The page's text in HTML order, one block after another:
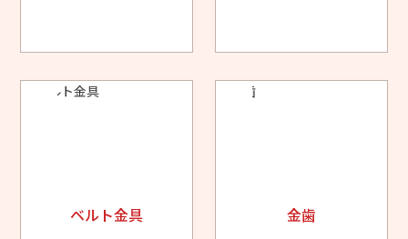
ベルト金具 金歯